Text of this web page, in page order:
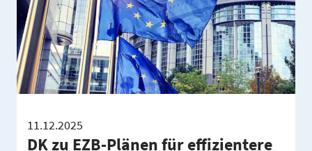
11.12.2025
DK zu EZB-Plänen für effizientere